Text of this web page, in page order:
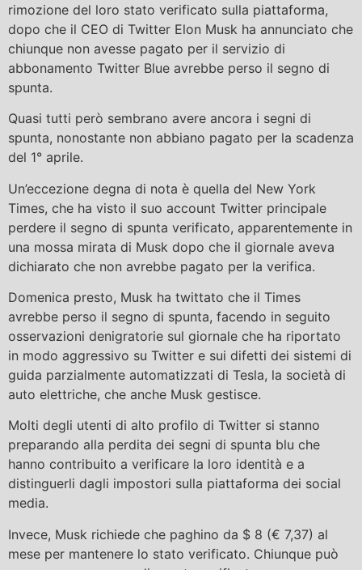
rimozione del loro stato verificato sulla piattaforma,
dopo che il CEO di Twitter Elon Musk ha annunciato che
chiunque non avesse pagato per il servizio di
abbonamento Twitter Blue avrebbe perso il segno di
spunta.
Quasi tutti però sembrano avere ancora i segni di
spunta, nonostante non abbiano pagato per la scadenza
del 1° aprile.
Un’eccezione degna di nota è quella del New York
Times, che ha visto il suo account Twitter principale
perdere il segno di spunta verificato, apparentemente in
una mossa mirata di Musk dopo che il giornale aveva
dichiarato che non avrebbe pagato per la verifica.
Domenica presto, Musk ha twittato che il Times
avrebbe perso il segno di spunta, facendo in seguito
osservazioni denigratorie sul giornale che ha riportato
in modo aggressivo su Twitter e sui difetti dei sistemi di
guida parzialmente automatizzati di Tesla, la società di
auto elettriche, che anche Musk gestisce.
Molti degli utenti di alto profilo di Twitter si stanno
preparando alla perdita dei segni di spunta blu che
hanno contribuito a verificare la loro identità e a
distinguerli dagli impostori sulla piattaforma dei social
media.
Invece, Musk richiede che paghino da $ 8 (€ 7,37) al
mese per mantenere lo stato verificato. Chiunque può